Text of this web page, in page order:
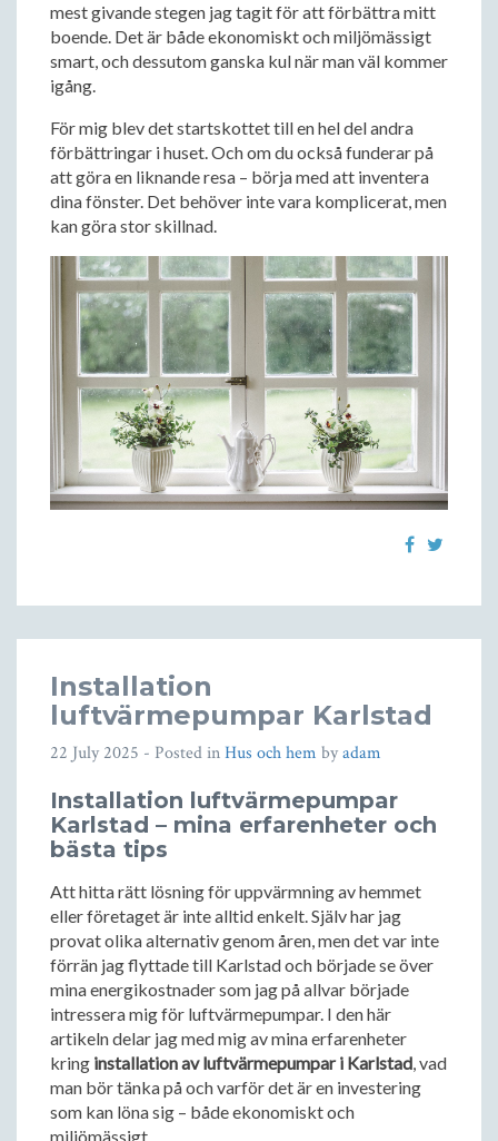
mest givande stegen jag tagit för att förbättra mitt
boende. Det är både ekonomiskt och miljömässigt
smart, och dessutom ganska kul när man väl kommer
igång.
För mig blev det startskottet till en hel del andra
förbättringar i huset. Och om du också funderar på
att göra en liknande resa – börja med att inventera
dina fönster. Det behöver inte vara komplicerat, men
kan göra stor skillnad.
Installation
luftvärmepumpar Karlstad
22 July 2025 - Posted inHus och hem byadam
Installation luftvärmepumpar
Karlstad – mina erfarenheter och
bästa tips
Att hitta rätt lösning för uppvärmning av hemmet
eller företaget är inte alltid enkelt. Själv har jag
provat olika alternativ genom åren, men det var inte
förrän jag flyttade till Karlstad och började se över
mina energikostnader som jag på allvar började
intressera mig för luftvärmepumpar. I den här
artikeln delar jag med mig av mina erfarenheter
kring installation av luftvärmepumpar i Karlstad, vad
man bör tänka på och varför det är en investering
som kan löna sig – både ekonomiskt och
miljömässigt.